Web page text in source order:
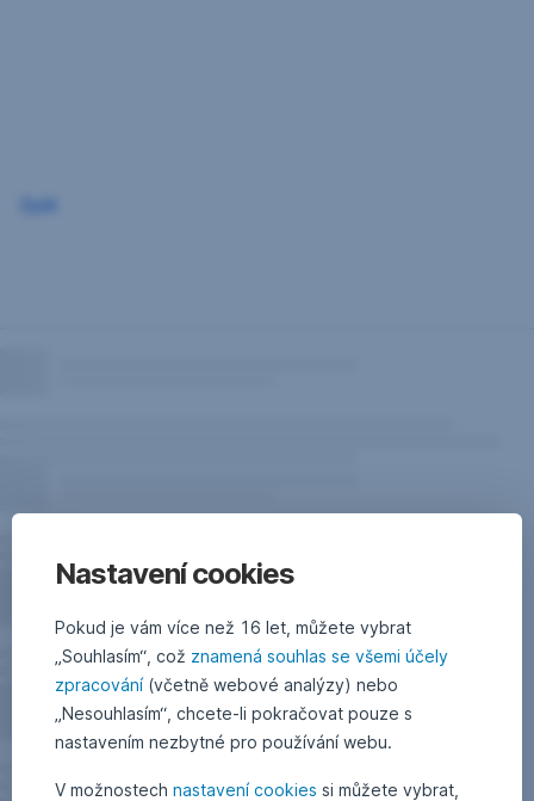
Nastavení cookies
Pokud je vám více než 16 let, můžete vybrat
„Souhlasím“, což znamená souhlas se všemi účely
zpracování(včetně webové analýzy) nebo
„Nesouhlasím“, chcete-li pokračovat pouze s
nastavením nezbytné pro používání webu.
V možnostech nastavení cookies si můžete vybrat,